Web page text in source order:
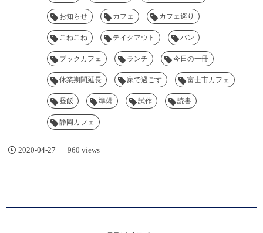
お知らせ カフェ カフェ巡り
こねこね テイクアウト パン
ブックカフェ ランチ 今日の一冊
休業期間延長 家で過ごす 富士市カフェ
昼飯 準備 試作 読書
静岡カフェ
2020-04-27 960 views